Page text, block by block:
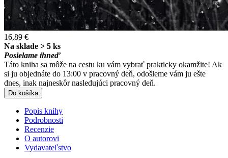
16,89 €
Na sklade > 5 ks
Posielame ihneď
Táto kniha sa môže na cestu ku vám vybrať prakticky okamžite! Ak
si ju objednáte do 13:00 v pracovný deň, odošleme vám ju ešte
dnes, inak najneskôr nasledujúci pracovný deň.
Do košíka
Popis knihy
Podrobnosti
Recenzie
O autorovi
Vydavateľstvo